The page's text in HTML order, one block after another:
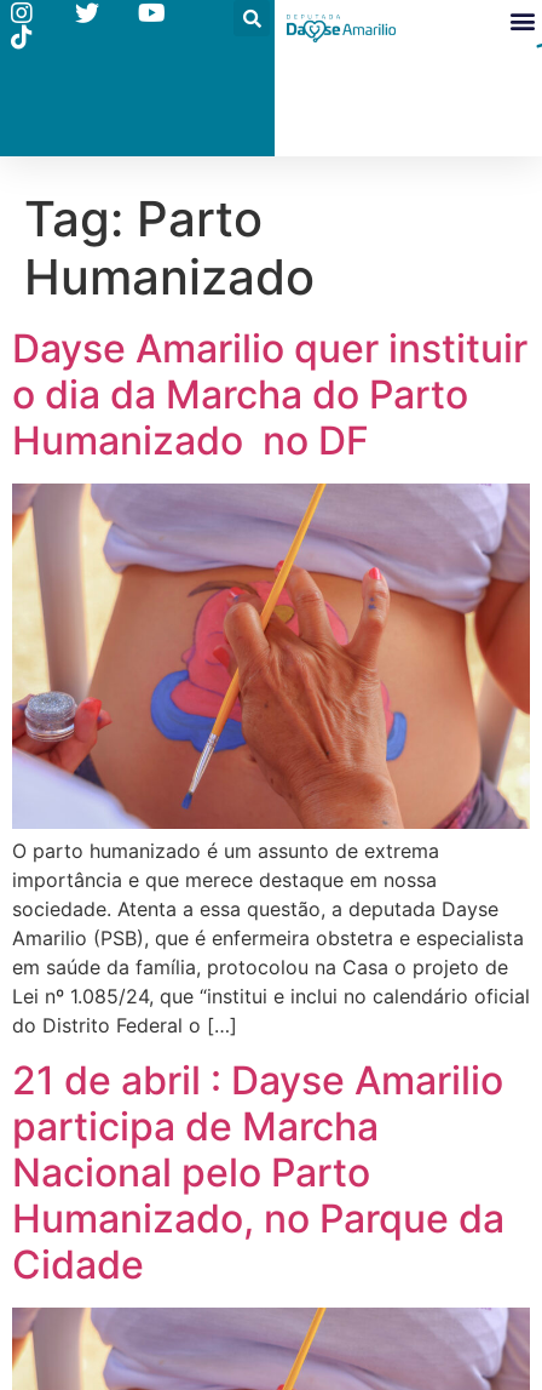
Tag: Parto
Humanizado
Dayse Amarilio quer instituir
o dia da Marcha do Parto
Humanizado no DF
O parto humanizado é um assunto de extrema
importância e que merece destaque em nossa
sociedade. Atenta a essa questão, a deputada Dayse
Amarilio (PSB), que é enfermeira obstetra e especialista
em saúde da família, protocolou na Casa o projeto de
Lei nº 1.085/24, que “institui e inclui no calendário oficial
do Distrito Federal o […]
21 de abril : Dayse Amarilio
participa de Marcha
Nacional pelo Parto
Humanizado, no Parque da
Cidade